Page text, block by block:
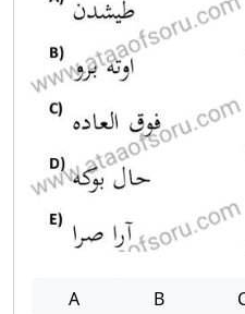
A B